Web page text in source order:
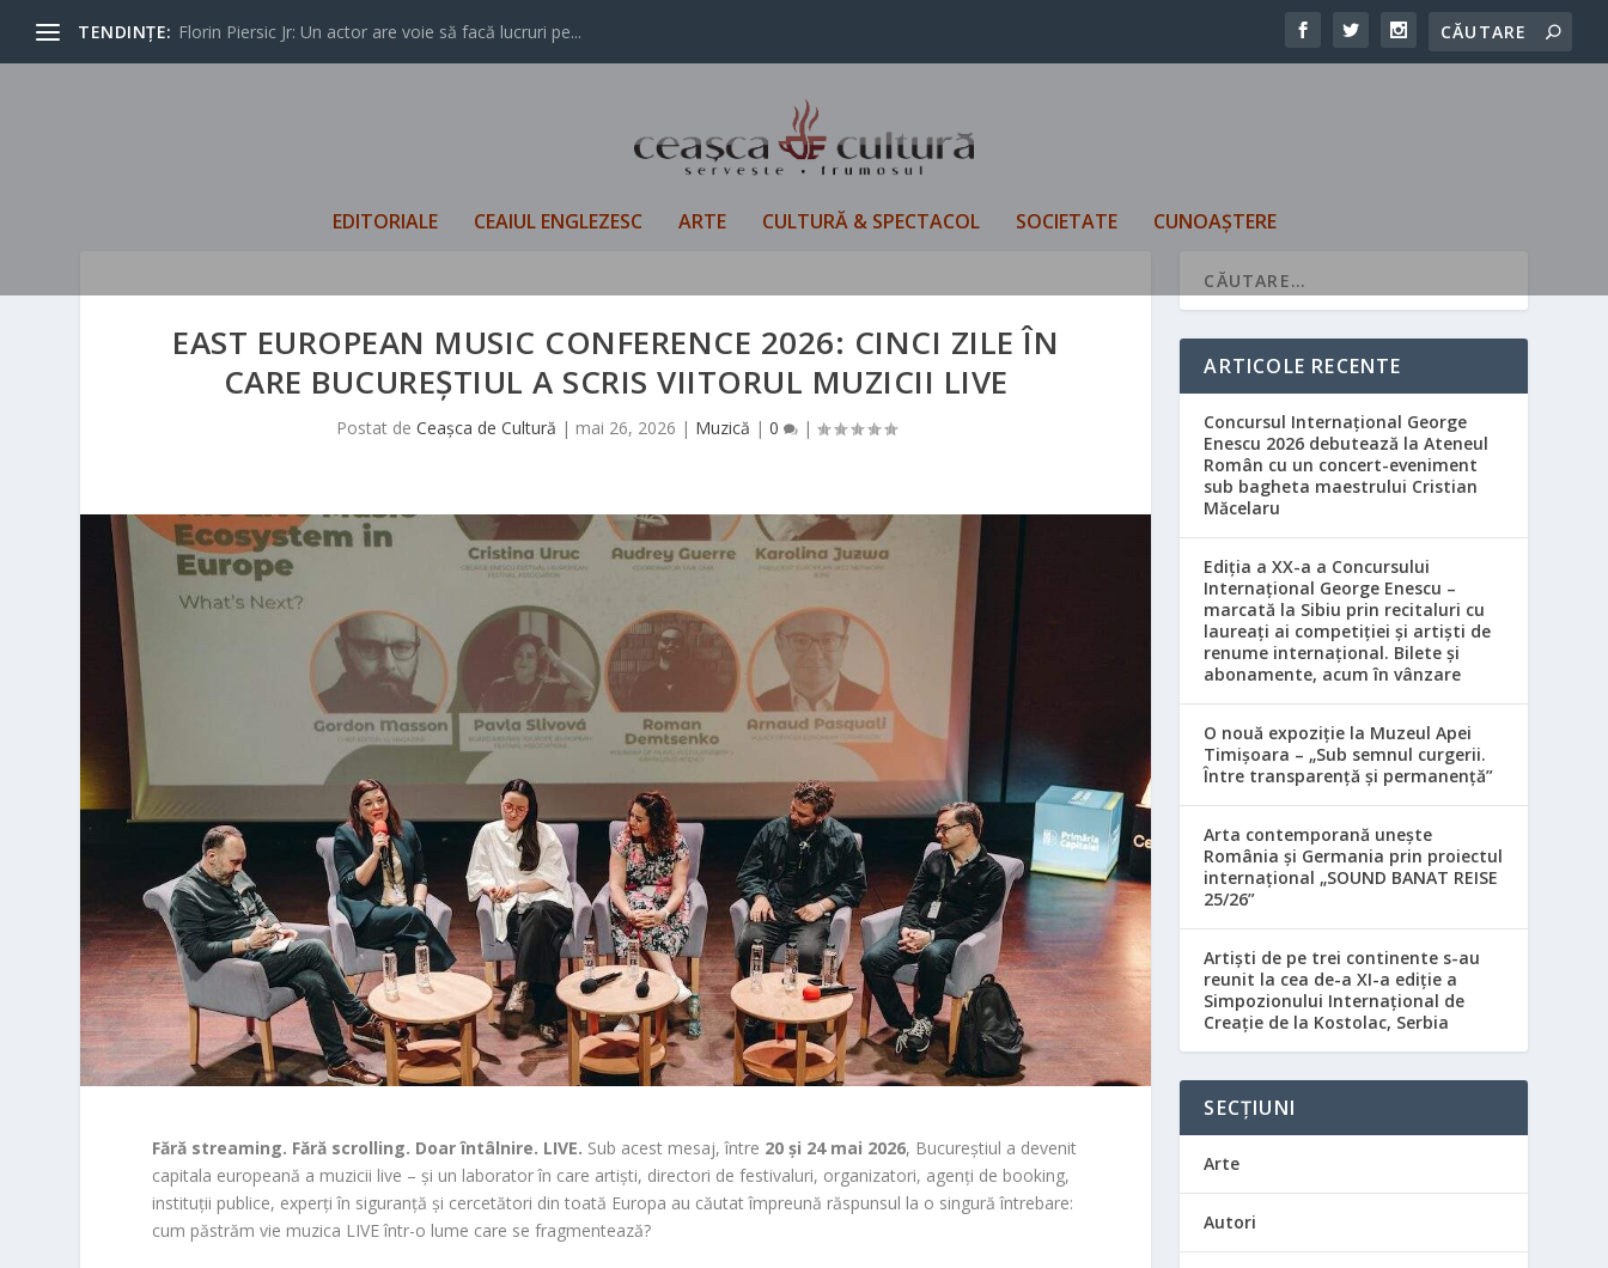
TENDINȚE: Florin Piersic Jr: Un actor are voie să facă lucruri pe...
EDITORIALE CEAIUL ENGLEZESC ARTE CULTURĂ & SPECTACOL SOCIETATE CUNOAȘTERE
EAST EUROPEAN MUSIC CONFERENCE 2026: CINCI ZILE ÎN
CARE BUCUREȘTIUL A SCRIS VIITORUL MUZICII LIVE
Postat de Ceașca de Cultură | mai 26, 2026 | Muzică | 0 |
Fără streaming. Fără scrolling. Doar întâlnire. LIVE. Sub acest mesaj, între 20 și 24 mai 2026, Bucureștiul a devenit
capitala europeană a muzicii live – și un laborator în care artiști, directori de festivaluri, organizatori, agenți de booking,
instituții publice, experți în siguranță și cercetători din toată Europa au căutat împreună răspunsul la o singură întrebare:
cum păstrăm vie muzica LIVE într-o lume care se fragmentează?
ARTICOLE RECENTE
Concursul Internațional George
Enescu 2026 debutează la Ateneul
Român cu un concert-eveniment
sub bagheta maestrului Cristian
Măcelaru
Ediția a XX-a a Concursului
Internațional George Enescu –
marcată la Sibiu prin recitaluri cu
laureați ai competiției și artiști de
renume internațional. Bilete și
abonamente, acum în vânzare
O nouă expoziție la Muzeul Apei
Timișoara – „Sub semnul curgerii.
Între transparență și permanență”
Arta contemporană unește
România și Germania prin proiectul
internațional „SOUND BANAT REISE
25/26”
Artiști de pe trei continente s-au
reunit la cea de-a XI-a ediție a
Simpozionului Internațional de
Creație de la Kostolac, Serbia
SECȚIUNI
Arte
Autori